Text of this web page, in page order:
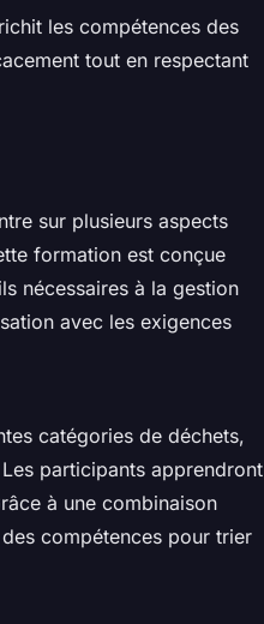
les compétences des
tout en respectant
sur plusieurs aspects
formation est conçue
nécessaires à la gestion
avec les exigences
catégories de déchets,
participants apprendront
à une combinaison
compétences pour trier